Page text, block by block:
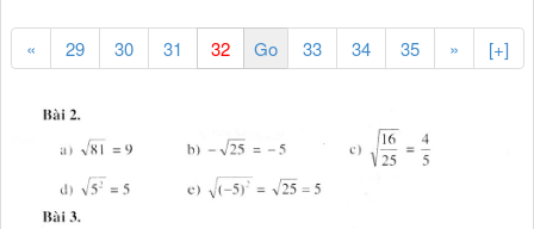
« 29 30 31 33 34 35 » [+]